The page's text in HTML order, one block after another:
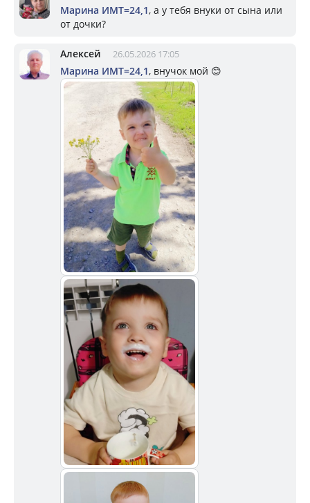
Марина ИМТ=24,1, а у тебя внуки от сына или
от дочки?
Алексей 26.05.2026 17:05
Марина ИМТ=24,1, внучок мой 😊